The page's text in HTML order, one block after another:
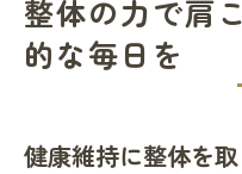
整体の力で肩
的な毎日を
健康維持に整体を